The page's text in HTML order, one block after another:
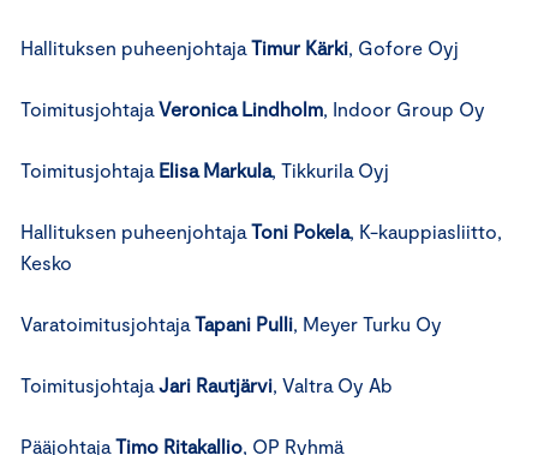
Hallituksen puheenjohtaja Timur Kärki, Gofore Oyj
Toimitusjohtaja Veronica Lindholm, Indoor Group Oy
Toimitusjohtaja Elisa Markula, Tikkurila Oyj
Hallituksen puheenjohtaja Toni Pokela, K-kauppiasliitto,
Kesko
Varatoimitusjohtaja Tapani Pulli, Meyer Turku Oy
Toimitusjohtaja Jari Rautjärvi, Valtra Oy Ab
Pääjohtaja Timo Ritakallio, OP Ryhmä